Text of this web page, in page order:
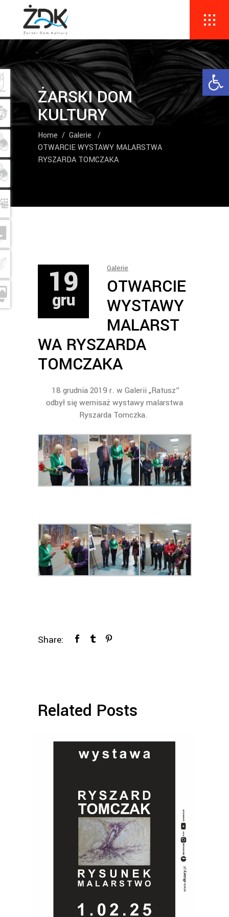
ŻARSKI DOM
KULTURY
Home / Galerie
/
OTWARCIE WYSTAWY MALARSTWA
RYSZARDA TOMCZAKA
19
gru
Galerie
OTWARCIE
WYSTAWY
MALARST
WA RYSZARDA
TOMCZAKA
18 grudnia 2019 r. w Galerii „Ratusz”
odbył się wernisaż wystawy malarstwa
Ryszarda Tomczka.
Share:
Related Posts